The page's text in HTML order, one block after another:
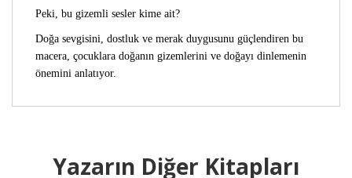
Peki, bu gizemli sesler kime ait?
Doğa sevgisini, dostluk ve merak duygusunu güçlendiren bu
macera, çocuklara doğanın gizemlerini ve doğayı dinlemenin
önemini anlatıyor.
Yazarın Diğer Kitapları